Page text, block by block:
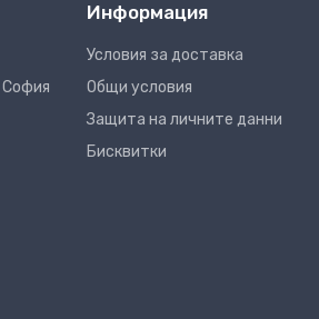
София
Информация
Условия за доставка
Общи условия
Защита на личните данни
Бисквитки